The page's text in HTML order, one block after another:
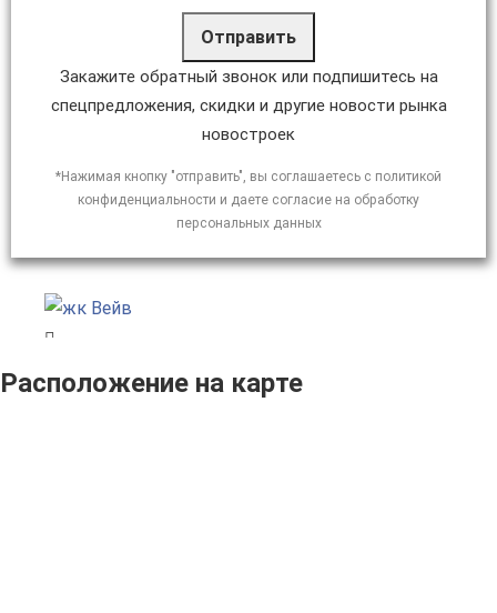
Отправить
Закажите обратный звонок или подпишитесь на
спецпредложения, скидки и другие новости рынка
новостроек
*Нажимая кнопку "отправить", вы соглашаетесь с политикой
конфиденциальности и даете согласие на обработку
персональных данных
Расположение на карте